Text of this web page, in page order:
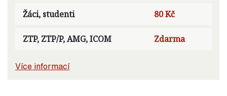
Žáci, studenti 80 Kč
ZTP, ZTP/P, AMG, ICOM Zdarma
Více informací